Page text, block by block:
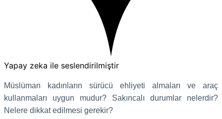
Yapay zeka ile seslendirilmiştir
Müslüman kadınların sürücü ehliyeti almaları ve araç
kullanmaları uygun mudur? Sakıncalı durumlar nelerdir?
Nelere dikkat edilmesi gerekir?